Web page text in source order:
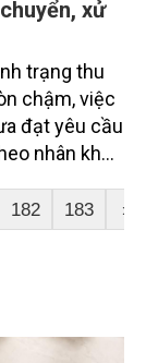
xử
trạng thu
chậm, việc
đạt yêu cầu
nhân khẩu
thời đưa
nâng cao
182 183 ›